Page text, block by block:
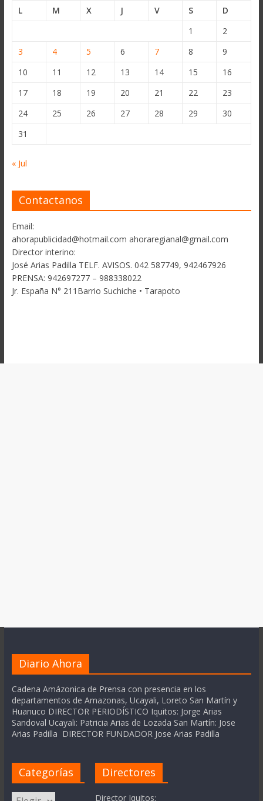
L
M X J V S
D
1
2
3
4 5 6 7 8
9
10
11 12 13 14 15
16
17
18 19 20 21 22
23
24
25 26 27 28 29
30
31
« Jul
Contactanos
Email:
ahorapublicidad@hotmail.com ahoraregianal@gmail.com
Director interino:
José Arias Padilla TELF. AVISOS. 042 587749, 942467926
PRENSA: 942697277 – 988338022
Jr. España N° 211Barrio Suchiche • Tarapoto
Diario Ahora
Cadena Amázonica de Prensa con presencia en los
departamentos de Amazonas, Ucayali, Loreto San Martín y
Huanuco DIRECTOR PERIODÍSTICO Iquitos: Jorge Arias
Sandoval Ucayali: Patricia Arias de Lozada San Martín: Jose
Arias Padilla DIRECTOR FUNDADOR Jose Arias Padilla
Categorías
Categorías
Directores
Director Iquitos: